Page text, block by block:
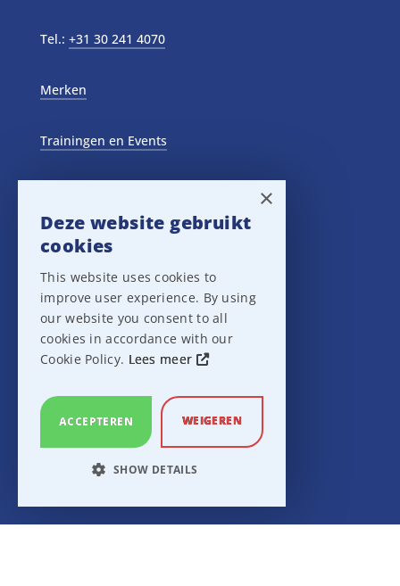
Tel.: +31 30 241 4070
Merken
Trainingen en Events
Het team
×
Deze website gebruikt
cookies
This website uses cookies to
improve user experience. By using
our website you consent to all
cookies in accordance with our
Cookie Policy. Lees meer
ACCEPTEREN WEIGEREN
SHOW DETAILS
STRICTLY NECESSARY